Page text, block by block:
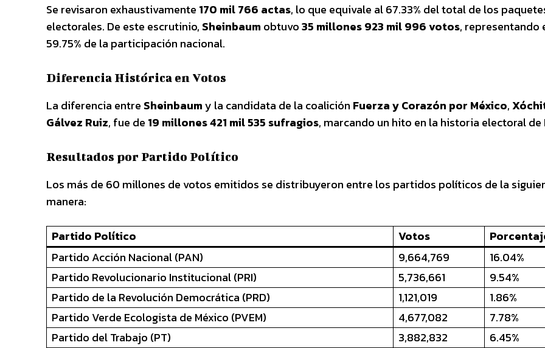
Se revisaron exhaustivamente 170 mil 766 actas, lo que equivale al 67.33% del total de los
electorales. De este escrutinio, Sheinbaum obtuvo35 millones 923 mil 996 votos, representando
59.75% de la participación nacional.
Diferencia Histórica en Votos
La diferencia entre Sheinbaumy la candidata de la coalición Fuerza y Corazón por México,
Gálvez Ruiz, fue de 19 millones 421 mil 535 sufragios, marcando un hito en la historia electoral de
Resultados por Partido Político
Los más de 60 millones de votos emitidos se distribuyeron entre los partidos políticos de la
manera:
Partido Político Votos
Partido Acción Nacional (PAN)
9,664,769
16.04%
Partido Revolucionario Institucional (PRI)
5,736,661
9.54%
Partido de la Revolución Democrática (PRD)
1,121,019
1.86%
Partido Verde Ecologista de México (PVEM)
4,677,082
7.78%
Partido del Trabajo (PT)
3,882,832
6.45%